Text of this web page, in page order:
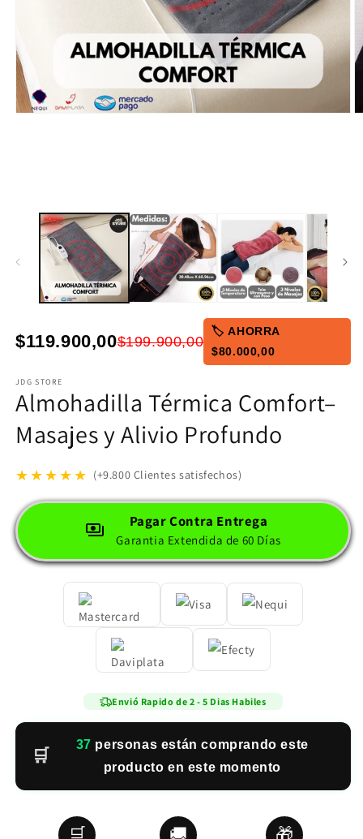
$119.900,00$199.900,00
🏷️ AHORRA
$80.000,00
JDG STORE
Almohadilla Térmica Comfort–
Masajes y Alivio Profundo
★★★★★ (+9.800 Clientes satisfechos)
Pagar Contra Entrega
Garantia Extendida de 60 Días
Envió Rapido de 2 - 5 Dias Habiles
🛒
30 personas están comprando este
producto en este momento
🛒 🚚 🎁